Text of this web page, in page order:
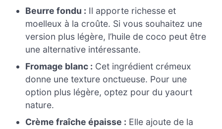
Beurre fondu : Il apporte richesse et
moelleux à la croûte. Si vous souhaitez une
version plus légère, l’huile de coco peut être
une alternative intéressante.
Fromage blanc : Cet ingrédient crémeux
donne une texture onctueuse. Pour une
option plus légère, optez pour du yaourt
nature.
Crème fraîche épaisse : Elle ajoute de la